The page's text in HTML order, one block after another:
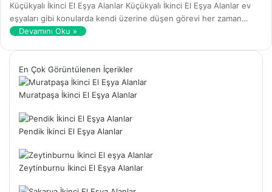
Küçükyalı İkinci El Eşya Alanlar Küçükyalı İkinci El Eşya Alanlar ev
eşyaları gibi konularda kendi üzerine düşen görevi her zaman…
Devamını Oku »
En Çok Görüntülenen İçerikler
Muratpaşa İkinci El Eşya Alanlar
Pendik İkinci El Eşya Alanlar
Zeytinburnu İkinci El Eşya Alanlar